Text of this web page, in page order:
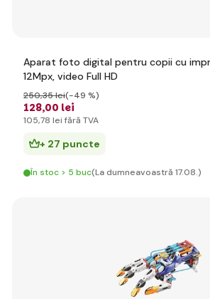
Aparat foto digital pentru copii cu
12Mpx, video Full HD
128,00 lei
250,35 lei(-49 %)
105,78 lei fără TVA
+ 27 puncte
În stoc > 5 buc(La dumneavoastră 17.08.)